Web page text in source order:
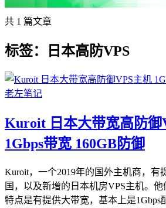
共 1 篇文章
标签：日本高防VPS
Kuroit 日本大带宽高防御
1Gbps带宽 160GB防御
Kuroit，一个2019年的国外主机商，有
国，以及新增的日本机房VPS主机。
特点是有提供大带宽，基本上是1Gbps